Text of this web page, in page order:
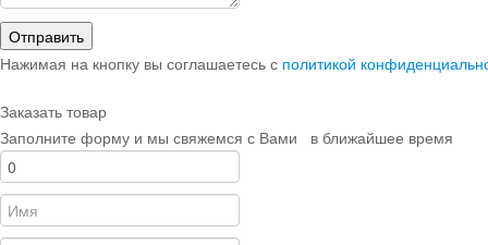
Отправить
Нажимая на кнопку вы соглашаетесь с политикой
Заказать товар
Заполните форму и мы свяжемся с Вами в ближайшее время